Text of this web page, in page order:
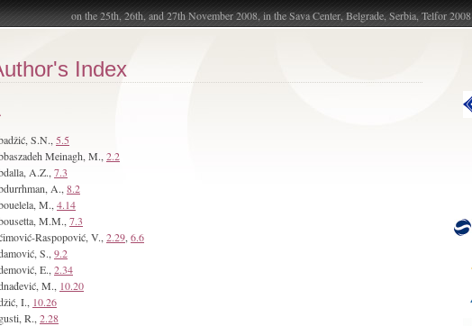
on the 25th, 26th, and 27th November 2008, in the Sava Center, Belgrade, Serbia, Telfor 2008
Index
S.N., 5.5
Meinagh, M., 2.2
A.Z., 7.3
A., 8.2
M., 4.14
M.M., 7.3
Raspopović, V., 2.29 6.6
S., 9.2
E., 2.34
M., 10.20
I., 10.26
R., 2.28